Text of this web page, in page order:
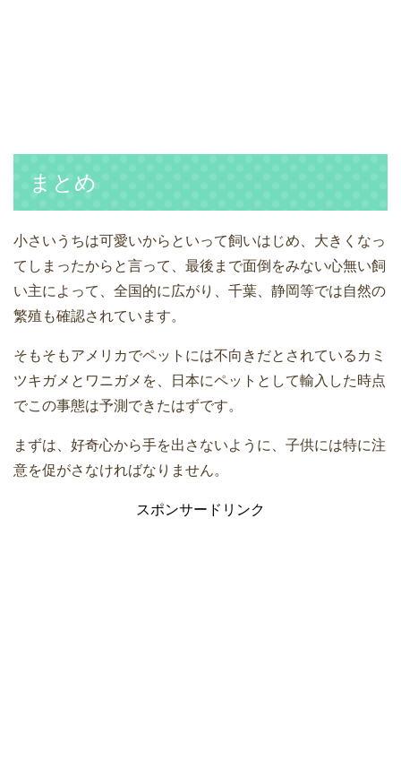
まとめ
小さいうちは可愛いからといって飼いはじめ、大きくなっ
てしまったからと言って、最後まで面倒をみない心無い飼
い主によって、全国的に広がり、千葉、静岡等では自然の
繁殖も確認されています。
そもそもアメリカでペットには不向きだとされているカミ
ツキガメとワニガメを、日本にペットとして輸入した時点
でこの事態は予測できたはずです。
まずは、好奇心から手を出さないように、子供には特に注
意を促がさなければなりません。
スポンサードリンク